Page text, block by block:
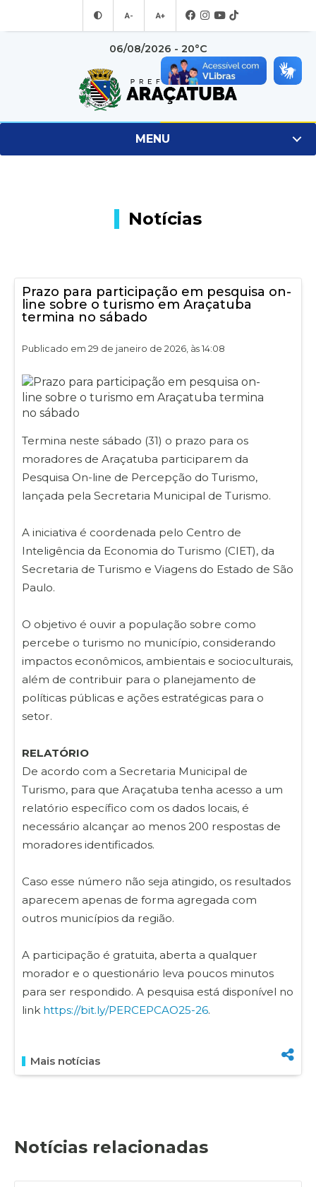
A- A+
06/08/2026 - 20°C
MENU
Notícias
Prazo para participação em pesquisa on-
line sobre o turismo em Araçatuba
termina no sábado
Publicado em 29 de janeiro de 2026, às 14:08
Termina neste sábado (31) o prazo para os
moradores de Araçatuba participarem da
Pesquisa On-line de Percepção do Turismo,
lançada pela Secretaria Municipal de Turismo.
A iniciativa é coordenada pelo Centro de
Inteligência da Economia do Turismo (CIET), da
Secretaria de Turismo e Viagens do Estado de São
Paulo.
O objetivo é ouvir a população sobre como
percebe o turismo no município, considerando
impactos econômicos, ambientais e socioculturais,
além de contribuir para o planejamento de
políticas públicas e ações estratégicas para o
setor.
RELATÓRIO
De acordo com a Secretaria Municipal de
Turismo, para que Araçatuba tenha acesso a um
relatório específico com os dados locais, é
necessário alcançar ao menos 200 respostas de
moradores identificados.
Caso esse número não seja atingido, os resultados
aparecem apenas de forma agregada com
outros municípios da região.
A participação é gratuita, aberta a qualquer
morador e o questionário leva poucos minutos
para ser respondido. A pesquisa está disponível no
link https://bit.ly/PERCEPCAO25-26.
Mais notícias
Notícias relacionadas